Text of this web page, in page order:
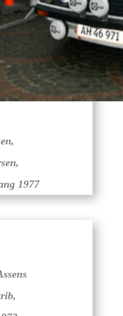
1977